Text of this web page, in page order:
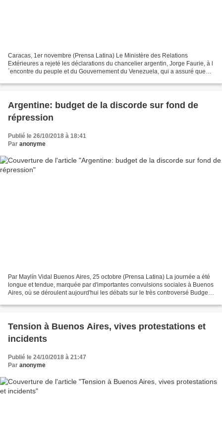
Caracas, 1er novembre (Prensa Latina) Le Ministère des Relations
Extérieures a rejeté les déclarations du chancelier argentin, Jorge Faurie, à l
´encontre du peuple et du Gouvernement du Venezuela, qui a assuré que
Argentine: budget de la discorde sur fond de
répression
Publié le 26/10/2018 à 18:41
Par anonyme
Par Maylín Vidal Buenos Aires, 25 octobre (Prensa Latina) La journée a été
longue et tendue, marquée par d'importantes convulsions sociales à Buenos
Aires, où se déroulent aujourd'hui les débats sur le très controversé Budget
Tension à Buenos Aires, vives protestations et
incidents
Publié le 24/10/2018 à 21:47
Par anonyme